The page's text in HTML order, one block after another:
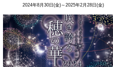
2024年8月30日(金)～2025年2月28日(金)